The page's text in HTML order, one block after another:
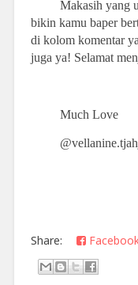
Makasih yang
bikin kamu baper
di kolom komentar
juga ya! Selamat
Much Love
Share: